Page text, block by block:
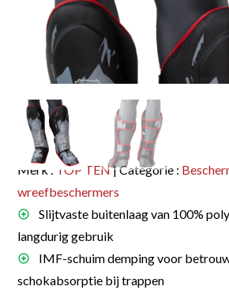
Merk : TOP TEN| Categorie :
wreefbeschermers
Slijtvaste buitenlaag van 100%
langdurig gebruik
IMF-schuim demping voor
schokabsorptie bij trappen